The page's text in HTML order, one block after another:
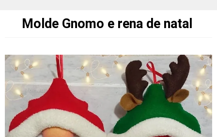
Molde Gnomo e rena de natal